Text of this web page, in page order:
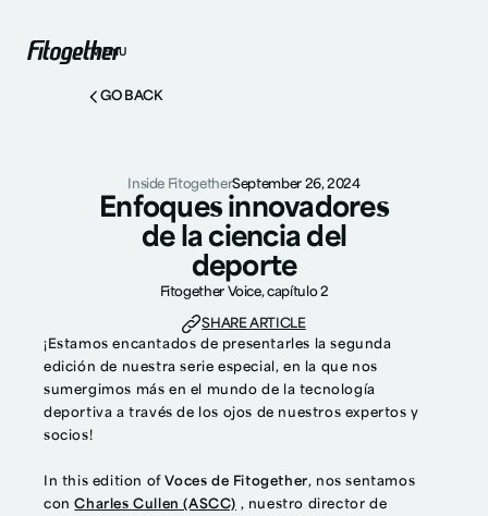
MENU
GO BACK
Inside FitogetherSeptember 26, 2024
Enfoques innovadores
de la ciencia del
deporte
Fitogether Voice, capítulo 2
SHARE ARTICLE
¡Estamos encantados de presentarles la segunda
edición de nuestra serie especial, en la que nos
sumergimos más en el mundo de la tecnología
deportiva a través de los ojos de nuestros expertos y
socios!
In this edition of Voces de Fitogether, nos sentamos
conCharles Cullen (ASCC) , nuestro director de